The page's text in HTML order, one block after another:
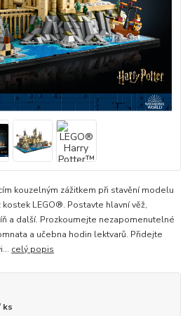
kouzelným zážitkem při stavění modelu
LEGO®. Postavte hlavní věž,
a další. Prozkoumejte nezapomenutelné
a učebna hodin lektvarů. Přidejte
celý popis
ks